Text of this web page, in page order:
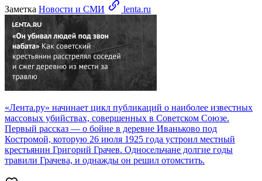
Заметка Новости и СМИ lenta.ru
«Лента.ру» начинает цикл публикаций о наиболее известных
массовых убийствах, совершенных в Советском Союзе.
Первый рассказ — о бойне в деревне Иваньково под
Костромой, которую 26 июля 1925 года устроил местный
крестьянин Григорий Грачев. Односельчане долгие годы
травили Грачева, и однажды он решил отомстить.